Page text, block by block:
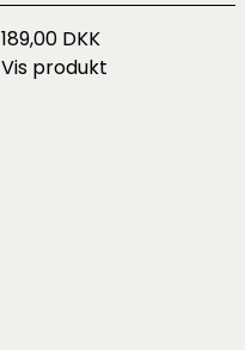
189,00 DKK
Vis produkt